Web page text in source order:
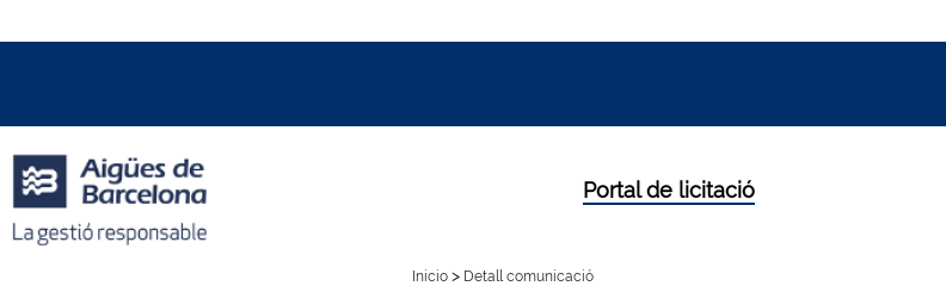
Portal de licitació
Inicio > Detall comunicació